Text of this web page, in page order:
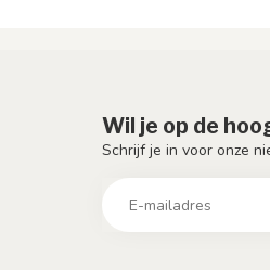
Wil je op de
Schrijf je in voor onze